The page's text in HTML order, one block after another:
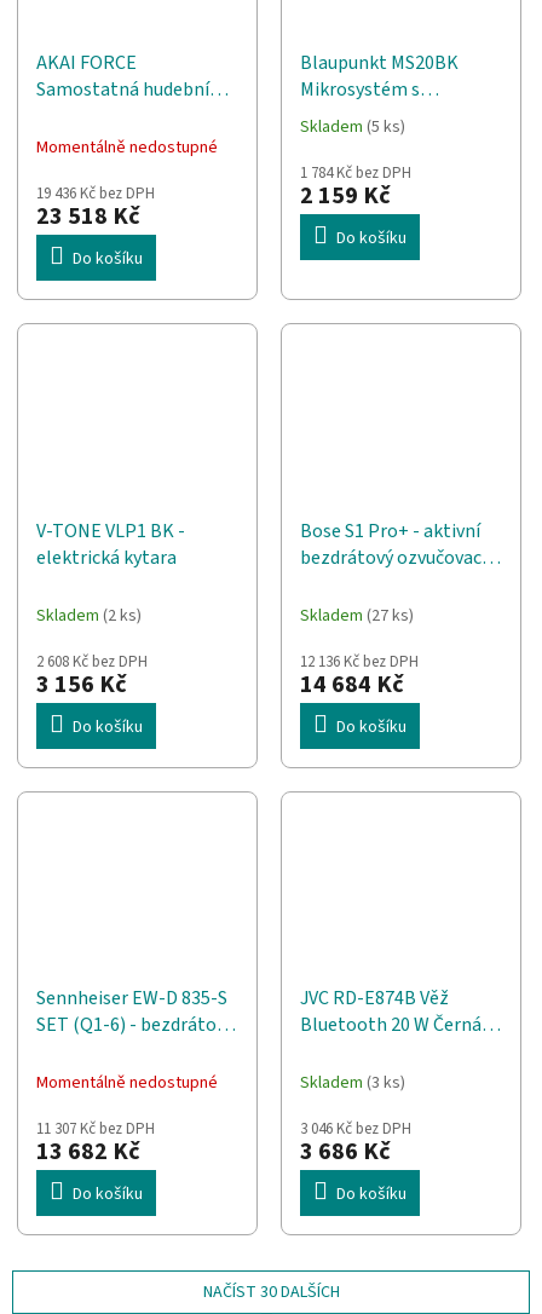
AKAI FORCE
Samostatná hudební
Sampler MIDI USB Černá
Momentálně nedostupné
19 436 Kč bez DPH
23 518 Kč
Do košíku
Blaupunkt MS20BK
Mikrosystém s
Bluetooth
Průměrné
produktu
je
5,0
5
Skladem (5 ks)
1 784 Kč bez DPH
2 159 Kč
Do košíku
V-TONE VLP1 BK -
elektrická kytara
Skladem (2 ks)
2 608 Kč bez DPH
3 156 Kč
Do košíku
Bose S1 Pro+ - aktivní
bezdrátový ozvučovací
Skladem (27 ks)
12 136 Kč bez DPH
14 684 Kč
Do košíku
Sennheiser EW-D 835-S
SET (Q1-6) - bezdrátová
MHz
Momentálně nedostupné
11 307 Kč bez DPH
13 682 Kč
Do košíku
JVC RD-E874B Věž
Bluetooth 20 W Černá,
Skladem (3 ks)
3 046 Kč bez DPH
3 686 Kč
Do košíku
NAČÍST 30 DALŠÍCH